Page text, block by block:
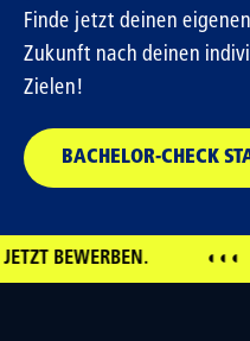
Finde jetzt deinen
Zukunft nach deinen
Zielen!
BACHELOR-CHECK
BEWERBEN.